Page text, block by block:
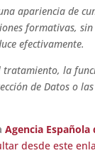
apariencia de
formativas,
efectivamente.
la
de Datos o
Agencia Española
desde este